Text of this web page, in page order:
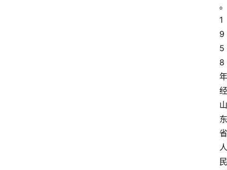
。
1
9
5
8
年
经
山
东
省
人
民